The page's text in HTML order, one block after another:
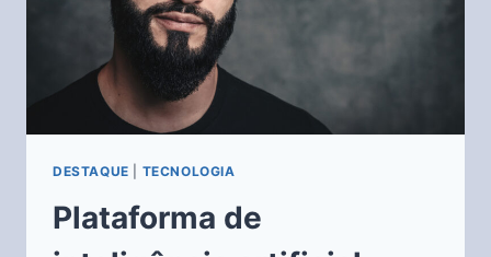
DESTAQUE TECNOLOGIA
Plataforma de